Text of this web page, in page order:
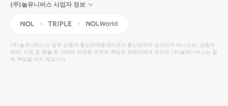
높
은
순
동
영
상
(주)놀유니버스 사업자 정보
NOL Triple Interpark Global
(주)놀유니버스는 일부 상품의 통신판매중개자로서 통신판매의 당사자가 아니므로, 상품의
예약, 이용 및 환불 등 거래와 관련된 의무와 책임은 판매자에게 있으며 (주)놀유니버스는 일
체 책임을 지지 않습니다.